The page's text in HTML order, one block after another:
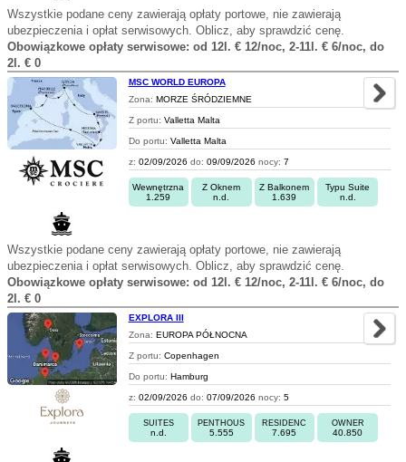
Wszystkie podane ceny zawierają opłaty portowe, nie zawierają
ubezpieczenia i opłat serwisowych. Oblicz, aby sprawdzić cenę.
Obowiązkowe opłaty serwisowe: od 12l. € 12/noc, 2-11l. € 6/noc, do
2l. € 0
MSC WORLD EUROPA
Zona: MORZE ŚRÓDZIEMNE
Z portu: Valletta Malta
Do portu: Valletta Malta
z: 02/09/2026 do: 09/09/2026 nocy: 7
Wewnętrzna
1.259
Z Oknem
n.d.
Z Balkonem
1.639
Typu Suite
n.d.
Wszystkie podane ceny zawierają opłaty portowe, nie zawierają
ubezpieczenia i opłat serwisowych. Oblicz, aby sprawdzić cenę.
Obowiązkowe opłaty serwisowe: od 12l. € 12/noc, 2-11l. € 6/noc, do
2l. € 0
EXPLORA III
Zona: EUROPA PÓŁNOCNA
Z portu: Copenhagen
Do portu: Hamburg
z: 02/09/2026 do: 07/09/2026 nocy: 5
SUITES
n.d.
PENTHOUS
5.555
RESIDENC
7.695
OWNER
40.850